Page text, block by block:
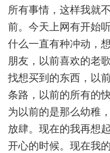
所有事情，这样我就
前。今天上网有开始
什么一直有种冲动，
朋友，以前喜欢的老
找想买到的东西，以
条路，以前的所有的
为以前的是那么幼稚
放肆。现在的我再想
开心的时候。现在我